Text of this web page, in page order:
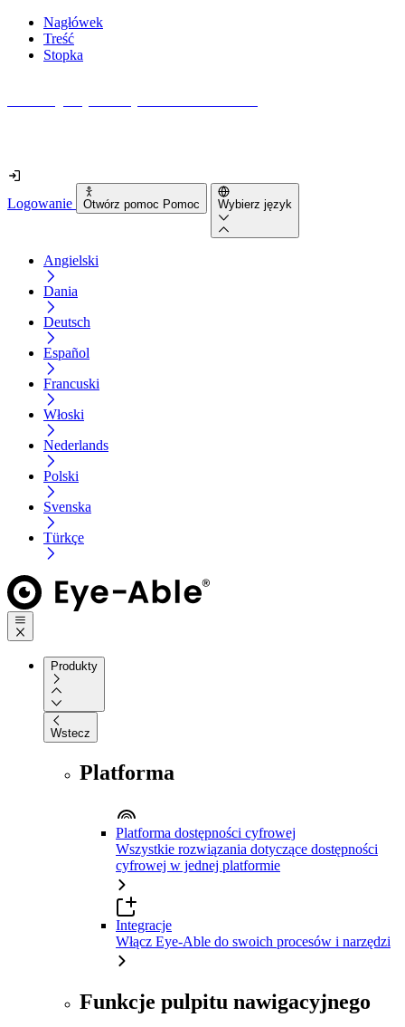
Nagłówek
Treść
Stopka
Logowanie Otwórz pomoc Pomoc Wybierz język
Angielski
Dania
Deutsch
Español
Francuski
Włoski
Nederlands
Polski
Svenska
Türkçe
Produkty
Wstecz
Platforma
Platforma dostępności cyfrowej
Wszystkie rozwiązania dotyczące dostępności
cyfrowej w jednej platformie
Integracje
Włącz Eye-Able do swoich procesów i narzędzi
Funkcje pulpitu nawigacyjnego